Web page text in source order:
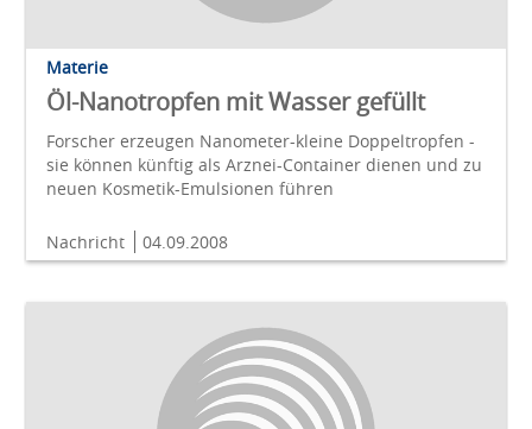
Materie
Öl-Nanotropfen mit Wasser gefüllt
Forscher erzeugen Nanometer-kleine Doppeltropfen -
sie können künftig als Arznei-Container dienen und zu
neuen Kosmetik-Emulsionen führen
Nachricht 04.09.2008